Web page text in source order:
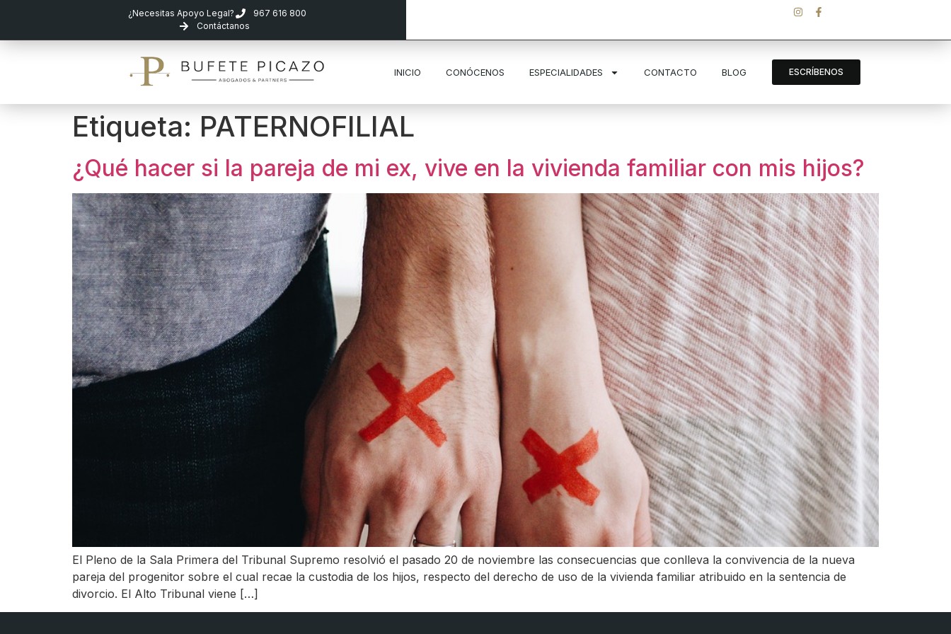
¿Necesitas Apoyo Legal?
967 616 800
Contáctanos
ESCRÍBENOS
INICIO CONÓCENOS ESPECIALIDADES CONTACTO BLOG
Etiqueta: PATERNOFILIAL
¿Qué hacer si la pareja de mi ex, vive en la vivienda familiar con mis hijos?
El Pleno de la Sala Primera del Tribunal Supremo resolvió el pasado 20 de noviembre las consecuencias que conlleva la convivencia de la nueva
pareja del progenitor sobre el cual recae la custodia de los hijos, respecto del derecho de uso de la vivienda familiar atribuido en la sentencia de
divorcio. El Alto Tribunal viene […]